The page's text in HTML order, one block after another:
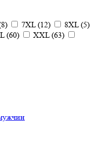
8) 7XL(12) 8XL(5)
(60) XXL(63)